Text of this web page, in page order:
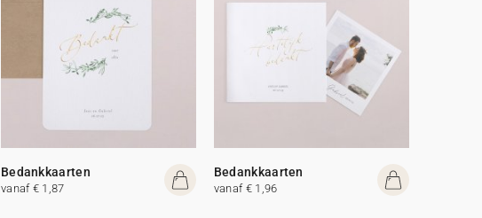
Bedankkaarten
vanaf € 1,87
Bedankkaarten
vanaf € 1,96